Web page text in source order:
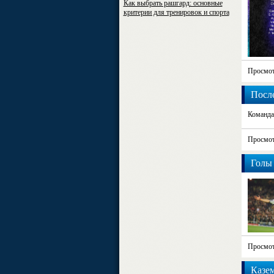
Как выбрать рашгард: основные
критерии для тренировок и спорта
Голы